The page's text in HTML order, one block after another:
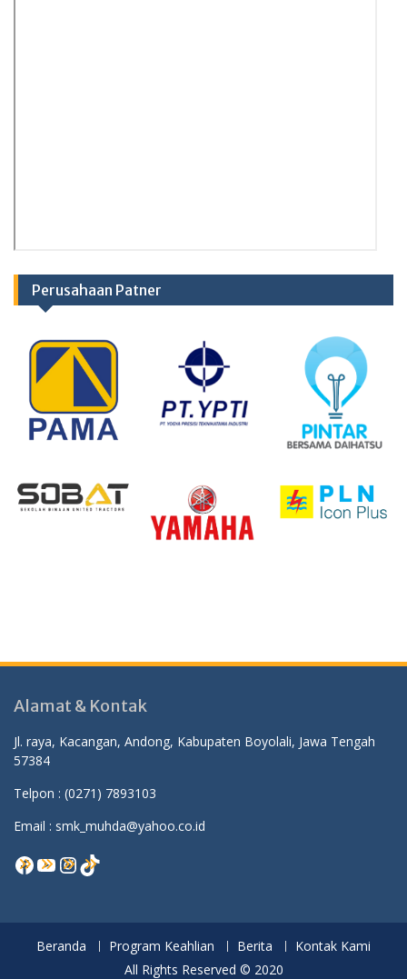
Perusahaan Patner
Alamat & Kontak
Jl. raya, Kacangan, Andong, Kabupaten Boyolali, Jawa Tengah
57384
Telpon : (0271) 7893103
Email : smk_muhda@yahoo.co.id
Facebook
YouTube
Instagram
TikTok
Beranda Program Keahlian Berita
Kontak Kami
All Rights Reserved © 2020